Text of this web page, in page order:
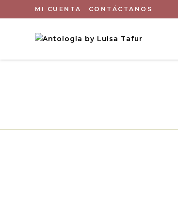
MI CUENTA CONTÁCTANOS